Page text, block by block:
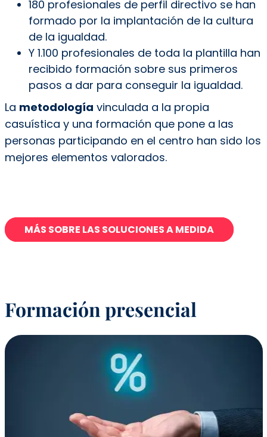
180 profesionales de perfil directivo se han
formado por la implantación de la cultura
de la igualdad.
Y 1.100 profesionales de toda la plantilla han
recibido formación sobre sus primeros
pasos a dar para conseguir la igualdad.
La metodología vinculada a la propia
casuística y una formación que pone a las
personas participando en el centro han sido los
mejores elementos valorados.
MÁS SOBRE LAS SOLUCIONES A MEDIDA
Formación presencial